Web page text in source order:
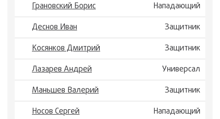
Грановский Борис
Нападающий
Деснов Иван
Защитник
Косянков Дмитрий
Защитник
Лазарев Андрей
Универсал
Маньшев Валерий
Защитник
Носов Сергей
Нападающий